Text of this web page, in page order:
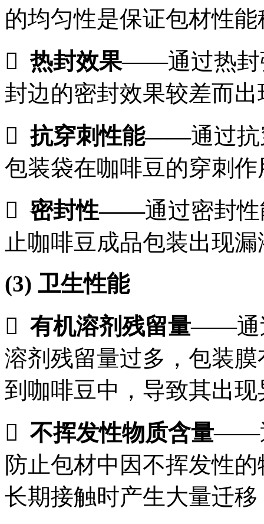
的均匀性是保证包材性
 热封效果——通过热封
封边的密封效果较差而
抗穿刺性能——通过
包装袋在咖啡豆的穿刺
密封性——通过密封
止咖啡豆成品包装出现
(3) 卫生性能
 有机溶剂残留量——通
溶剂残留量过多，包装
到咖啡豆中，导致其出
 不挥发性物质含量——
防止包材中因不挥发性
长期接触时产生大量迁